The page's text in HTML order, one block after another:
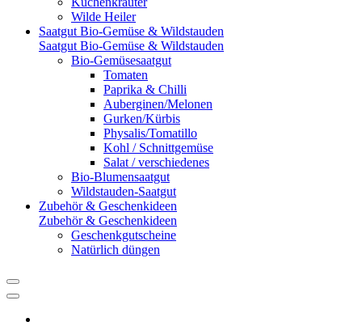
Wilde Heiler
Saatgut Bio-Gemüse & Wildstauden
Saatgut Bio-Gemüse & Wildstauden
Bio-Gemüsesaatgut
Tomaten
Paprika & Chilli
Auberginen/Melonen
Gurken/Kürbis
Physalis/Tomatillo
Kohl / Schnittgemüse
Salat / verschiedenes
Bio-Blumensaatgut
Wildstauden-Saatgut
Zubehör & Geschenkideen
Zubehör & Geschenkideen
Geschenkgutscheine
Natürlich düngen